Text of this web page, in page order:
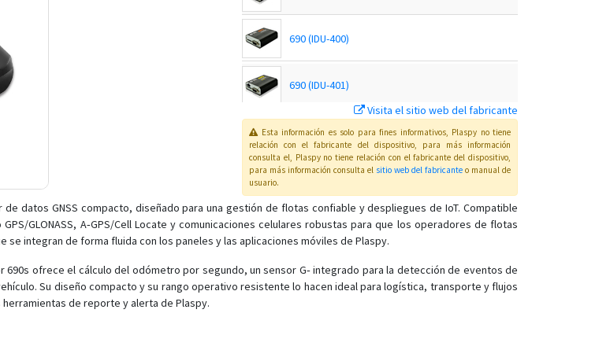
690 (IDU-400)
690 (IDU-401)
690T (IDU-400)
IDU-300
SLS-00886
SLS-012SF
Visita el sitio web del fabricante
Esta información es solo para fines informativos, Plaspy no tiene
relación con el fabricante del dispositivo, para más información
consulta el, Plaspy no tiene relación con el fabricante del dispositivo,
para más información consulta el sitio web del fabricante o manual de
usuario.
datos GNSS compacto, diseñado para una gestión de flotas confiable y despliegues de IoT. Compatible
GLONASS, A‑GPS/Cell Locate y comunicaciones celulares robustas para que los operadores de flotas
integran de forma fluida con los paneles y las aplicaciones móviles de Plaspy.
690s ofrece el cálculo del odómetro por segundo, un sensor G‑ integrado para la detección de eventos de
Su diseño compacto y su rango operativo resistente lo hacen ideal para logística, transporte y flujos
de reporte y alerta de Plaspy.